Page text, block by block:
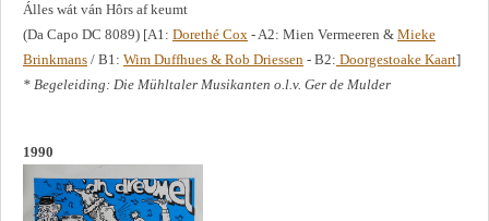
Álles wát ván Hôrs af keumt
(Da Capo DC 8089) [A1: Dorethé Cox - A2: Mien Vermeeren & Mieke
Brinkmans / B1: Wim Duffhues & Rob Driessen - B2: Doorgestoake Kaart]
* Begeleiding: Die Mühltaler Musikanten o.l.v. Ger de Mulder
1990